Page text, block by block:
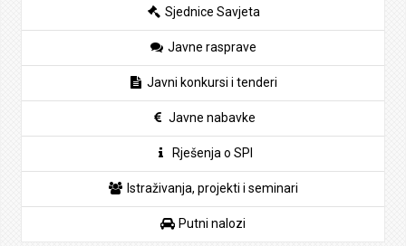
Sjednice Savjeta
Javne rasprave
Javni konkursi i tenderi
Javne nabavke
Rješenja o SPI
Istraživanja, projekti i seminari
Putni nalozi